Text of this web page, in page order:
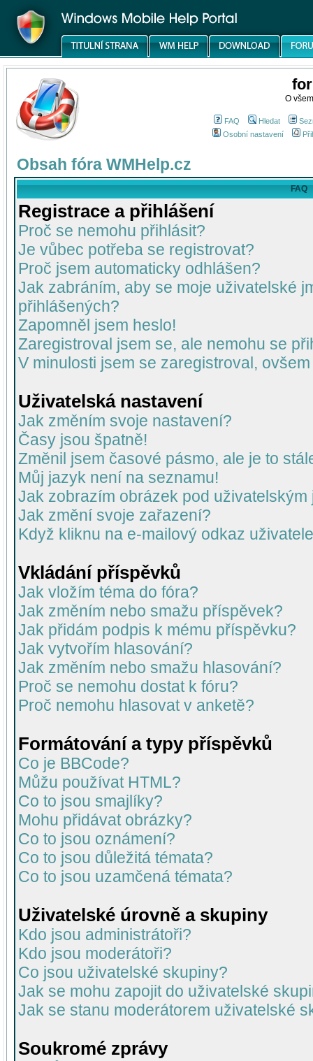
O
FAQ Hledat
Osobní nastavení
Obsah fóra WMHelp.cz
FAQ
Registrace a přihlášení
Proč se nemohu přihlásit?
Je vůbec potřeba se registrovat?
Proč jsem automaticky odhlášen?
Jak zabráním, aby se moje uživatelské
přihlášených?
Zapomněl jsem heslo!
Zaregistroval jsem se, ale nemohu se
V minulosti jsem se zaregistroval,
Uživatelská nastavení
Jak změním svoje nastavení?
Časy jsou špatně!
Změnil jsem časové pásmo, ale je to
Můj jazyk není na seznamu!
Jak zobrazím obrázek pod uživatelským
Jak změní svoje zařazení?
Když kliknu na e-mailový odkaz
Vkládání příspěvků
Jak vložím téma do fóra?
Jak změním nebo smažu příspěvek?
Jak přidám podpis k mému příspěvku?
Jak vytvořím hlasování?
Jak změním nebo smažu hlasování?
Proč se nemohu dostat k fóru?
Proč nemohu hlasovat v anketě?
Formátování a typy příspěvků
Co je BBCode?
Můžu používat HTML?
Co to jsou smajlíky?
Mohu přidávat obrázky?
Co to jsou oznámení?
Co to jsou důležitá témata?
Co to jsou uzamčená témata?
Uživatelské úrovně a skupiny
Kdo jsou administrátoři?
Kdo jsou moderátoři?
Co jsou uživatelské skupiny?
Jak se mohu zapojit do uživatelské
Jak se stanu moderátorem uživatelské
Soukromé zprávy